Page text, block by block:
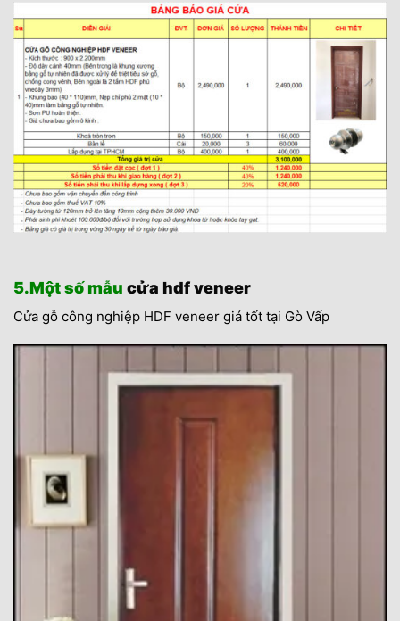
5.Một số mẫu cửa hdf veneer
Cửa gỗ công nghiệp HDF veneer giá tốt tại Gò Vấp